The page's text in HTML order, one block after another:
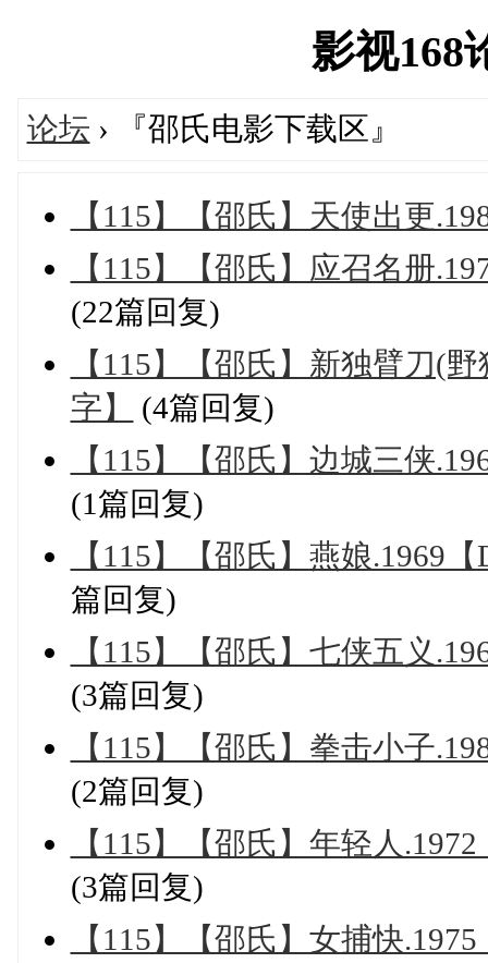
影视168
论坛 › 『邵氏电影下载区』
【115】【邵氏】天使出更
【115】【邵氏】应召名册
(22篇回复)
【115】【邵氏】新独臂刀(
字】
(4篇回复)
【115】【邵氏】边城三侠
(1篇回复)
【115】【邵氏】燕娘.1969
篇回复)
【115】【邵氏】七侠五义
(3篇回复)
【115】【邵氏】拳击小子
(2篇回复)
【115】【邵氏】年轻人
(3篇回复)
【115】【邵氏】女捕快